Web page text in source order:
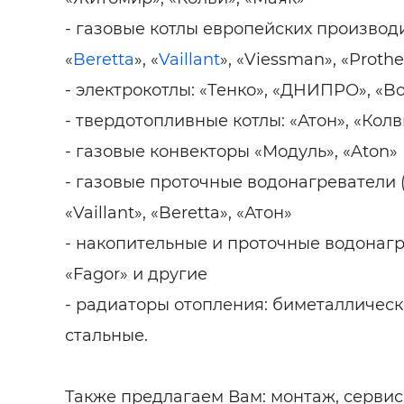
- газовые котлы европейских
«Beretta», «Vaillant», «Viessman»,
- электрокотлы: «Тенко», «ДНИПРО»,
- твердотопливные котлы: «Атон»,
- газовые конвекторы «Модуль», «Aton»
- газовые проточные водонагреватели
«Vaillant», «Beretta», «Атон»
- накопительные и проточные
«Fagor» и другие
- радиаторы отопления:
стальные.
Также предлагаем Вам: монтаж,